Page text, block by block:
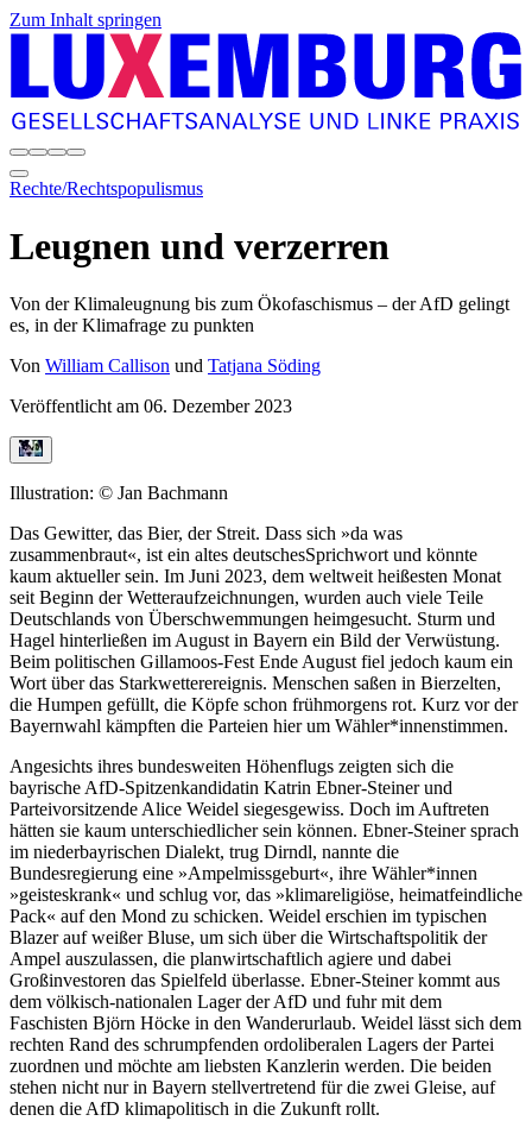
Zum Inhalt springen
Rechte/Rechtspopulismus
Leugnen und verzerren
Von der Klimaleugnung bis zum Ökofaschismus – der AfD gelingt
es, in der Klimafrage zu punkten
Von William Callison und Tatjana Söding
Veröffentlicht am 06. Dezember 2023
Illustration: © Jan Bachmann
Das Gewitter, das Bier, der Streit. Dass sich »da was
zusammenbraut«, ist ein altes deutschesSprichwort und könnte
kaum aktueller sein. Im Juni 2023, dem weltweit heißesten Monat
seit Beginn der Wetteraufzeichnungen, wurden auch viele Teile
Deutschlands von Überschwemmungen heimgesucht. Sturm und
Hagel hinterließen im August in Bayern ein Bild der Verwüstung.
Beim politischen Gillamoos-Fest Ende August fiel jedoch kaum ein
Wort über das Starkwetterereignis. Menschen saßen in Bierzelten,
die Humpen gefüllt, die Köpfe schon frühmorgens rot. Kurz vor der
Bayernwahl kämpften die Parteien hier um Wähler*innenstimmen.
Angesichts ihres bundesweiten Höhenflugs zeigten sich die
bayrische AfD-Spitzenkandidatin Katrin Ebner-Steiner und
Parteivorsitzende Alice Weidel siegesgewiss. Doch im Auftreten
hätten sie kaum unterschiedlicher sein können. Ebner-Steiner sprach
im niederbayrischen Dialekt, trug Dirndl, nannte die
Bundesregierung eine »Ampelmissgeburt«, ihre Wähler*innen
»geisteskrank« und schlug vor, das »klimareligiöse, heimatfeindliche
Pack« auf den Mond zu schicken. Weidel erschien im typischen
Blazer auf weißer Bluse, um sich über die Wirtschaftspolitik der
Ampel auszulassen, die planwirtschaftlich agiere und dabei
Großinvestoren das Spielfeld überlasse. Ebner-Steiner kommt aus
dem völkisch-nationalen Lager der AfD und fuhr mit dem
Faschisten Björn Höcke in den Wanderurlaub. Weidel lässt sich dem
rechten Rand des schrumpfenden ordoliberalen Lagers der Partei
zuordnen und möchte am liebsten Kanzlerin werden. Die beiden
stehen nicht nur in Bayern stellvertretend für die zwei Gleise, auf
denen die AfD klimapolitisch in die Zukunft rollt.